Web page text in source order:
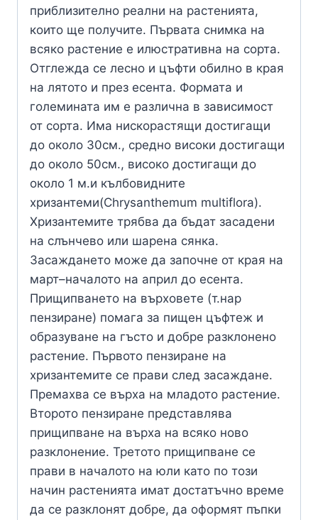
приблизително реални на растенията,
които ще получите. Първата снимка на
всяко растение е илюстративна на сорта.
Отглежда се лесно и цъфти обилно в края
на лятото и през есента. Формата и
големината им е различна в зависимост
от сорта. Има нискорастящи достигащи
до около 30см., средно високи достигащи
до около 50см., високо достигащи до
около 1 м.и кълбовидните
хризантеми(Chrysanthemum multiflora).
Хризантемите трябва да бъдат засадени
на слънчево или шарена сянка.
Засаждането може да започне от края на
март–началото на април до есента.
Прищипването на върховете (т.нар
пензиране) помага за пищен цъфтеж и
образуване на гъсто и добре разклонено
растение. Първото пензиране на
хризантемите се прави след засаждане.
Премахва се върха на младото растение.
Второто пензиране представлява
прищипване на върха на всяко ново
разклонение. Третото прищипване се
прави в началото на юли като по този
начин растенията имат достатъчно време
да се разклонят добре, да оформят пъпки